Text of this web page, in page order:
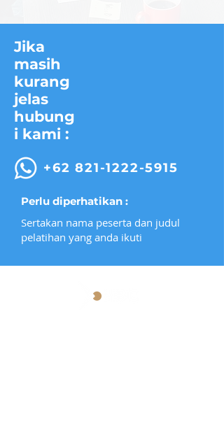
Jika
masih
kurang
jelas
hubung
i kami :
+62 821-1222-5915
Perlu diperhatikan :
Sertakan nama peserta dan judul
pelatihan yang anda ikuti